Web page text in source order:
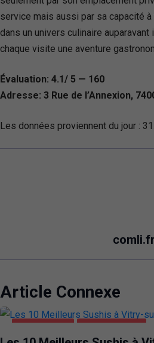
service mais aussi par sa capacité
dans un univers culinaire
chaque visite une aventure
Évaluation: 4.1/ 5 — 160
Adresse: 3 Rue de l’Annexion,
Les données proviennent du jour :
comli.fr
Article Connexe